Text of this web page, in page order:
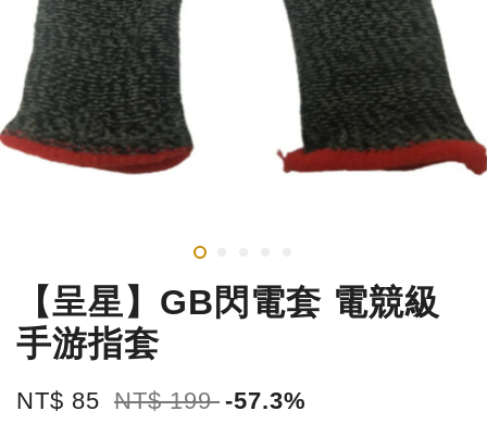
【呈星】GB閃電套 電競級
手游指套
NT$ 85 NT$ 199 -57.3%